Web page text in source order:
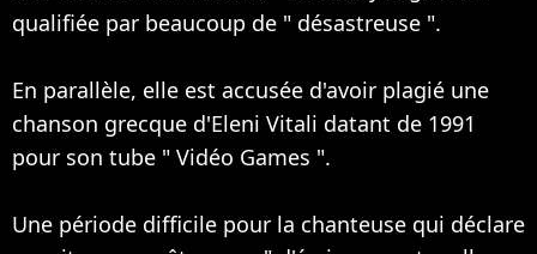
qualifiée par beaucoup de " désastreuse ".
En parallèle, elle est accusée d'avoir plagié une
chanson grecque d'Eleni Vitali datant de 1991
pour son tube " Vidéo Games ".
Une période difficile pour la chanteuse qui déclare